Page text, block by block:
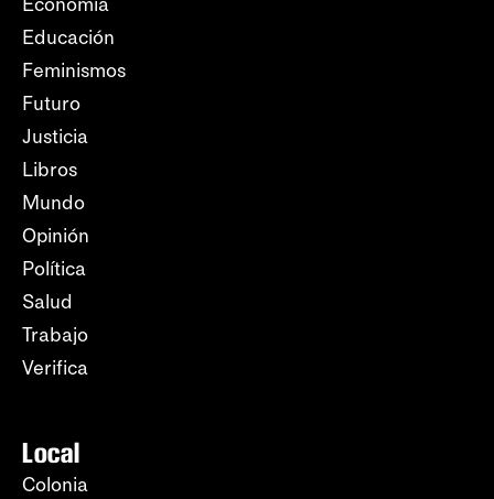
Educación
Feminismos
Futuro
Justicia
Libros
Mundo
Opinión
Política
Salud
Trabajo
Verifica
Local
Colonia